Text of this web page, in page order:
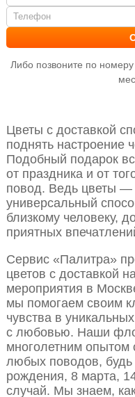
Либо позвоните по номеру
Цветы с доставкой
поднять настроение
Подобный подарок
от праздника и от
повод. Ведь цветы —
универсальный
близкому человеку,
приятных
Сервис «Палитра»
цветов с доставкой
мероприятия в
мы помогаем своим
чувства в
с любовью. Наши
многолетним
любых поводов, будь
рождения, 8 марта,
случай. Мы знаем,